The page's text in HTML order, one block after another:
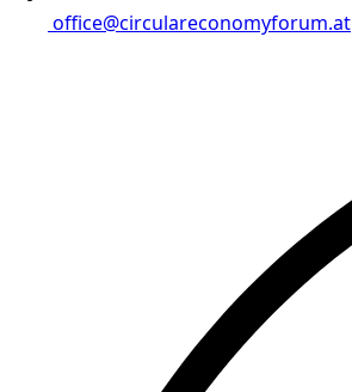
office@circulareconomyforum.at